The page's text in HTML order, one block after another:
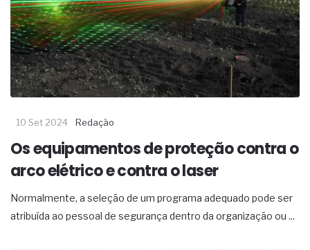
10 Set 2024 Redação
Os equipamentos de proteção contra o
arco elétrico e contra o laser
Normalmente, a seleção de um programa adequado pode ser
atribuída ao pessoal de segurança dentro da organização ou ...